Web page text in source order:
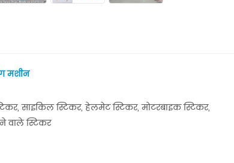
यूवी रोल टू रोल प्रिंटिंग मशीन
स्वचालित रोल टू रोल सिल्क स्क्रीन प्रिंटिंग मशीन में
2 रिवाइंडिंग
मशीन
साइकिल स्टिकर, हेलमेट स्टिकर, मोटरबाइक स्टिकर,
वाले स्टिकर